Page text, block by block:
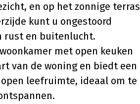
en op het zonnige terras
kunt u ongestoord
rust en buitenlucht.
met open keuken
van de woning en biedt een
leefruimte, ideaal om te